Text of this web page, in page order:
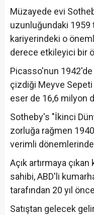
Müzayede evi
uzunluğundaki 1959
kariyerindeki o
derece etkileyici bir
Picasso'nun 1942'de
çizdiği Meyve
eser de 16,6 milyon
Sotheby's "İkinci
zorluğa rağmen
verimli
Açık artırmaya
sahibi, ABD'li
tarafından 20 yıl
Satıştan gelecek